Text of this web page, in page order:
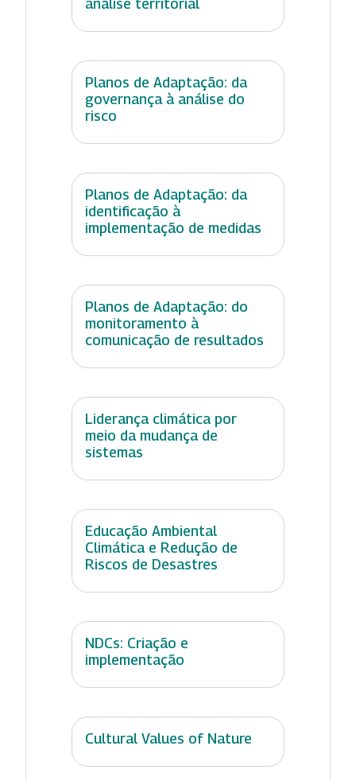
análise territorial
Planos de Adaptação: da
governança à análise do
risco
Planos de Adaptação: da
identificação à
implementação de medidas
Planos de Adaptação: do
monitoramento à
comunicação de resultados
Liderança climática por
meio da mudança de
sistemas
Educação Ambiental
Climática e Redução de
Riscos de Desastres
NDCs: Criação e
implementação
Cultural Values of Nature